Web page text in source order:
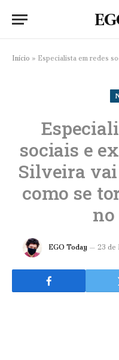
Início » Especialista em redes sociais e
sociais e
Silveira
como se
EGO Today 23 de